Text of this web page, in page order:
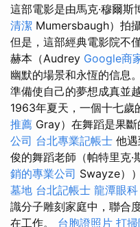
這部電影是由馬克·穆爾斯
清潔 Mumersbaugh）拍
但是，這部經典電影院不
赫本（Audrey Google商
幽默的場景和永恆的信息
準備使自己的夢想成真並
1963年夏天，一個十七
推薦 Gray）在舞蹈是果
公司 台北專業記帳士 他
俊的舞蹈老師（帕特里克
銷的專業公司 Swayze）
墓地 台北記帳士 龍潭眼科
識分子雕刻家庭中，聯合
在工作。 台胞證照片 打